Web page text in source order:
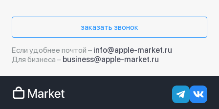
заказать звонок
Если удобнее почтой – info@apple-market.ru
Для бизнеса – business@apple-market.ru